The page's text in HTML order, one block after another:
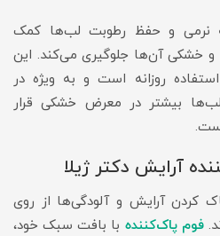
نرمی و حفظ رطوبت لب‌ها کمک
و خشکی آن‌ها جلوگیری می‌کند. این
روزانه است و به ویژه در
بیشتر در معرض خشکی قرار
کردن آرایش و آلودگی‌ها از روی
فوم پاک‌کننده با بافت سبک خود،